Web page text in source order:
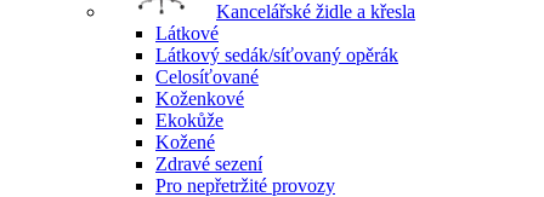
Kancelářské židle a křesla
Látkové
Látkový sedák/síťovaný opěrák
Celosíťované
Koženkové
Ekokůže
Kožené
Zdravé sezení
Pro nepřetržité provozy